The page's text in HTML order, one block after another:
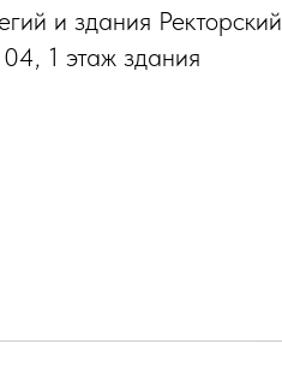
и здания Ректорский
1 этаж здания